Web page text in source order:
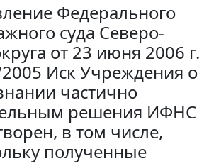
Федерального
суда Северо-
от 23 июня 2006 г.
Иск Учреждения о
частично
решения ИФНС
в том числе,
полученные